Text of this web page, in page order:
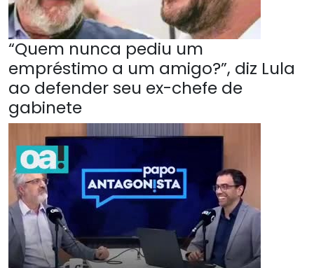
“Quem nunca pediu um
empréstimo a um amigo?”, diz Lula
ao defender seu ex-chefe de
gabinete